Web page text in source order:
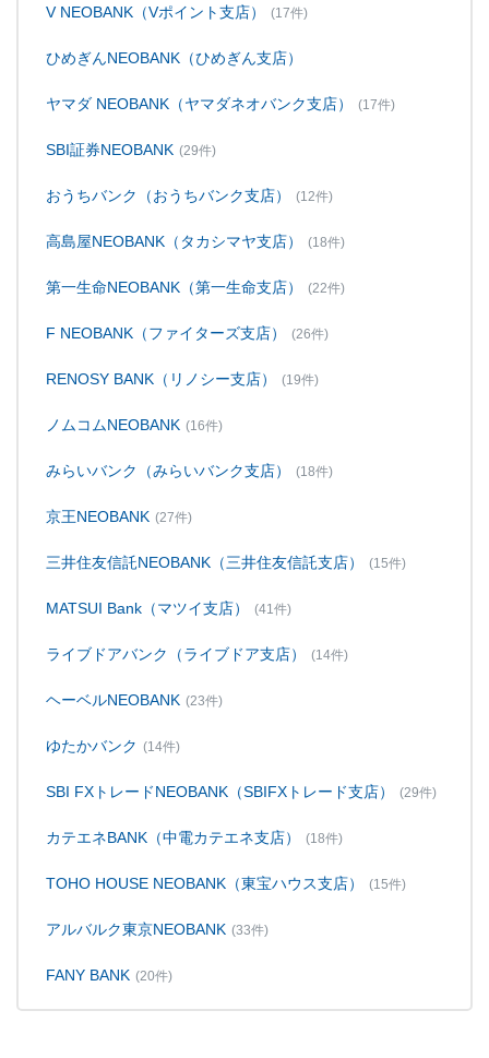
V NEOBANK（Vポイント支店） (17件)
ひめぎんNEOBANK（ひめぎん支店）
ヤマダ NEOBANK（ヤマダネオバンク支店） (17件)
SBI証券NEOBANK (29件)
おうちバンク（おうちバンク支店） (12件)
高島屋NEOBANK（タカシマヤ支店） (18件)
第一生命NEOBANK（第一生命支店） (22件)
F NEOBANK（ファイターズ支店） (26件)
RENOSY BANK（リノシー支店） (19件)
ノムコムNEOBANK (16件)
みらいバンク（みらいバンク支店） (18件)
京王NEOBANK (27件)
三井住友信託NEOBANK（三井住友信託支店） (15件)
MATSUI Bank（マツイ支店） (41件)
ライブドアバンク（ライブドア支店） (14件)
ヘーベルNEOBANK (23件)
ゆたかバンク (14件)
SBI FXトレードNEOBANK（SBIFXトレード支店） (29件)
カテエネBANK（中電カテエネ支店） (18件)
TOHO HOUSE NEOBANK（東宝ハウス支店） (15件)
アルバルク東京NEOBANK (33件)
FANY BANK (20件)